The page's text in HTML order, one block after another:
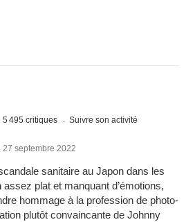
5 495 critiques Suivre son activité
27 septembre 2022
sanitaire au Japon dans les
plat et manquant d’émotions,
hommage à la profession de photo-
plutôt convaincante de Johnny